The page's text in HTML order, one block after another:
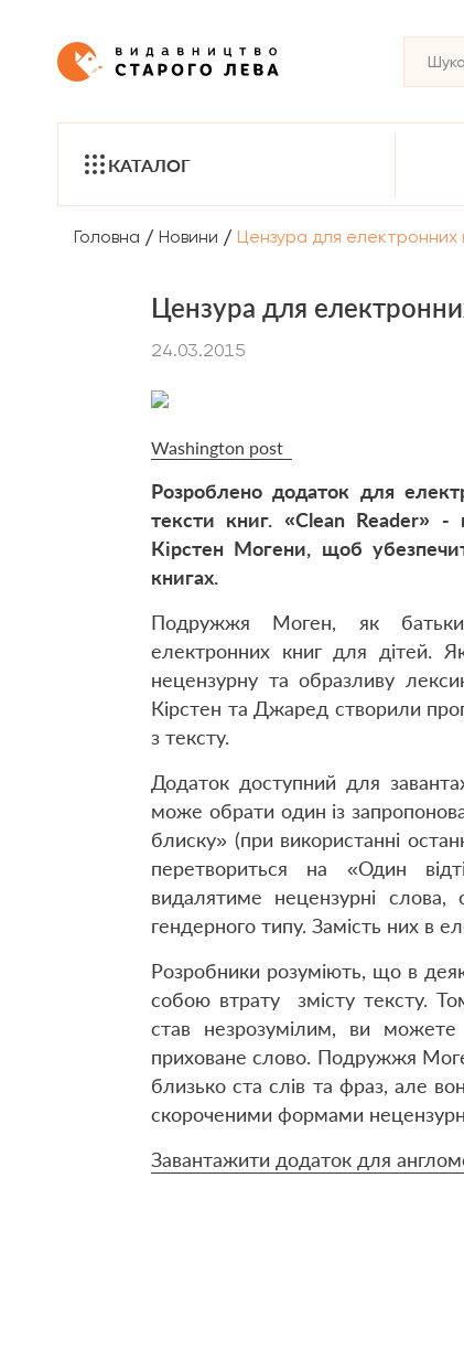
КАТАЛОГ
Головна / Новини / Цензура для електронних
Цензура для
24.03.2015
Washington post
Розроблено додаток для
тексти книг. «Clean Reader» -
Кірстен Могени, щоб
книгах.
Подружжя Моген, як батьки
електронних книг для дітей.
нецензурну та образливу
Кірстен та Джаред створили
з тексту.
Додаток доступний для
може обрати один із
блиску» (при використанні
перетвориться на «Один
видалятиме нецензурні слова,
гендерного типу. Замість них в
Розробники розуміють, що в
собою втрату змісту тексту.
став незрозумілим, ви можете
приховане слово. Подружжя
близько ста слів та фраз, але
скороченими формами
Завантажити додаток для